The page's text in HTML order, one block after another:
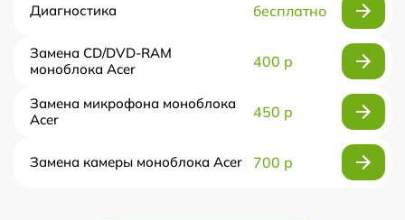
Диагностика бесплатно
Замена CD/DVD-RAM
моноблока Acer
400 р
Замена микрофона моноблока
Acer
450 р
Замена камеры моноблока Acer 700 р